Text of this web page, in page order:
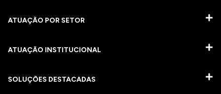
ATUAÇÃO POR SETOR
ATUAÇÃO INSTITUCIONAL
SOLUÇÕES DESTACADAS